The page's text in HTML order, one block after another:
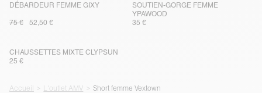
DÉBARDEUR FEMME GIXY
75 € 52,50 €
SOUTIEN-GORGE FEMME
YPAWOOD
35 €
CHAUSSETTES MIXTE CLYPSUN
25 €
Accueil L'outlet AMV Short femme Vextown